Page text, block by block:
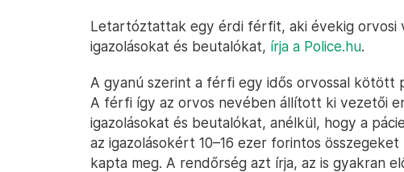
Letartóztattak egy érdi férfit, aki évekig orvosi
igazolásokat és beutalókat, írja a Police.hu.
A gyanú szerint a férfi egy idős orvossal kötött
A férfi így az orvos nevében állított ki vezetői
igazolásokat és beutalókat, anélkül, hogy a
az igazolásokért 10–16 ezer forintos
kapta meg. A rendőrség azt írja, az is gyakran